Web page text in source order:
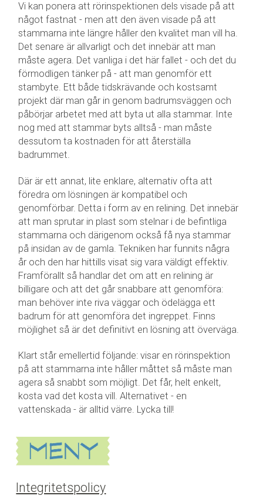
Vi kan ponera att rörinspektionen dels visade på att
något fastnat - men att den även visade på att
stammarna inte längre håller den kvalitet man vill ha.
Det senare är allvarligt och det innebär att man
måste agera. Det vanliga i det här fallet - och det du
förmodligen tänker på - att man genomför ett
stambyte. Ett både tidskrävande och kostsamt
projekt där man går in genom badrumsväggen och
påbörjar arbetet med att byta ut alla stammar. Inte
nog med att stammar byts alltså - man måste
dessutom ta kostnaden för att återställa
badrummet.
Där är ett annat, lite enklare, alternativ ofta att
föredra om lösningen är kompatibel och
genomförbar. Detta i form av en relining. Det innebär
att man sprutar in plast som stelnar i de befintliga
stammarna och därigenom också få nya stammar
på insidan av de gamla. Tekniken har funnits några
år och den har hittills visat sig vara väldigt effektiv.
Framförallt så handlar det om att en relining är
billigare och att det går snabbare att genomföra:
man behöver inte riva väggar och ödelägga ett
badrum för att genomföra det ingreppet. Finns
möjlighet så är det definitivt en lösning att överväga.
Klart står emellertid följande: visar en rörinspektion
på att stammarna inte håller måttet så måste man
agera så snabbt som möjligt. Det får, helt enkelt,
kosta vad det kosta vill. Alternativet - en
vattenskada - är alltid värre. Lycka till!
Integritetspolicy